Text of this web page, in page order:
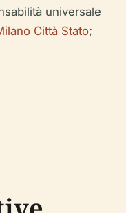
universale
Città Stato;